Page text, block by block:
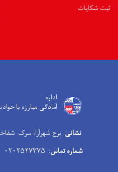
ثبت شکایات
اداره
آمادگی مبارزه با
نشانی: برج شهرآرا، سرک
شماره تماس: ۰۲۰۲۵۲۷۳۷۵